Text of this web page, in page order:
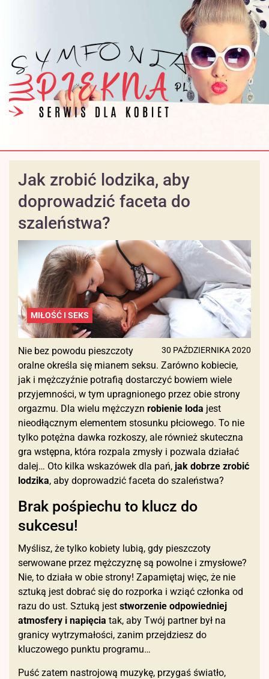
Jak zrobić lodzika, aby
doprowadzić faceta do
szaleństwa?
MIŁOŚĆ I SEKS
30 PAŹDZIERNIKA 2020
Nie bez powodu pieszczoty
oralne określa się mianem seksu. Zarówno kobiecie,
jak i mężczyźnie potrafią dostarczyć bowiem wiele
przyjemności, w tym upragnionego przez obie strony
orgazmu. Dla wielu mężczyzn robienie loda jest
nieodłącznym elementem stosunku płciowego. To nie
tylko potężna dawka rozkoszy, ale również skuteczna
gra wstępna, która rozpala zmysły i pozwala działać
dalej… Oto kilka wskazówek dla pań, jak dobrze zrobić
lodzika, aby doprowadzić faceta do szaleństwa?
Brak pośpiechu to klucz do
sukcesu!
Myślisz, że tylko kobiety lubią, gdy pieszczoty
serwowane przez mężczyznę są powolne i zmysłowe?
Nie, to działa w obie strony! Zapamiętaj więc, że nie
sztuką jest dobrać się do rozporka i wziąć członka od
razu do ust. Sztuką jest stworzenie odpowiedniej
atmosfery i napięcia tak, aby Twój partner był na
granicy wytrzymałości, zanim przejdziesz do
kluczowego punktu programu…
Puść zatem nastrojową muzykę, przygaś światło,